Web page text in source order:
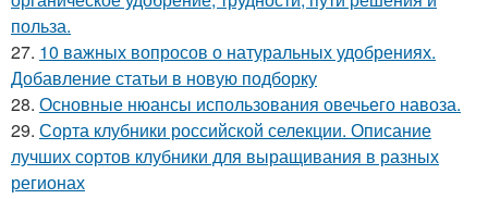
польза.
27. 10 важных вопросов о натуральных удобрениях.
Добавление статьи в новую подборку
28. Основные нюансы использования овечьего навоза.
29. Сорта клубники российской селекции. Описание
лучших сортов клубники для выращивания в разных
регионах